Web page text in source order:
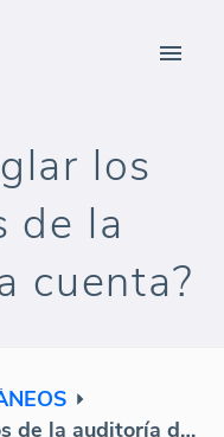
los
de la
cuenta?
¿Cómo arreglar los resultados de la auditoría de la cuenta?